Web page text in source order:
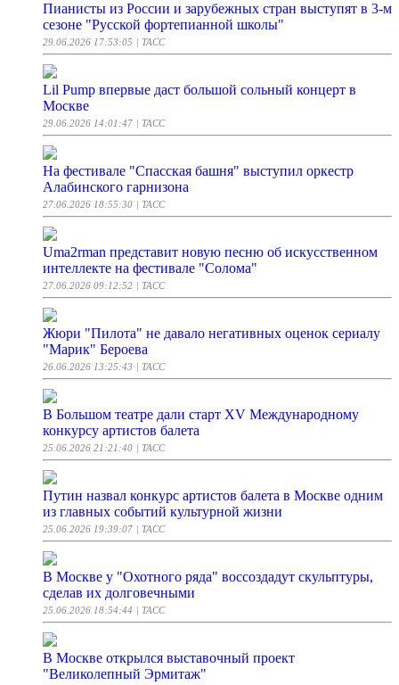
Пианисты из России и зарубежных стран выступят в 3-м
сезоне "Русской фортепианной школы"
29.06.2026 17:53:05 | ТАСС
Lil Pump впервые даст большой сольный концерт в
Москве
29.06.2026 14:01:47 | ТАСС
На фестивале "Спасская башня" выступил оркестр
Алабинского гарнизона
27.06.2026 18:55:30 | ТАСС
Uma2rman представит новую песню об искусственном
интеллекте на фестивале "Солома"
27.06.2026 09:12:52 | ТАСС
Жюри "Пилота" не давало негативных оценок сериалу
"Марик" Бероева
26.06.2026 13:25:43 | ТАСС
В Большом театре дали старт XV Международному
конкурсу артистов балета
25.06.2026 21:21:40 | ТАСС
Путин назвал конкурс артистов балета в Москве одним
из главных событий культурной жизни
25.06.2026 19:39:07 | ТАСС
В Москве у "Охотного ряда" воссоздадут скульптуры,
сделав их долговечными
25.06.2026 18:54:44 | ТАСС
В Москве открылся выставочный проект
"Великолепный Эрмитаж"